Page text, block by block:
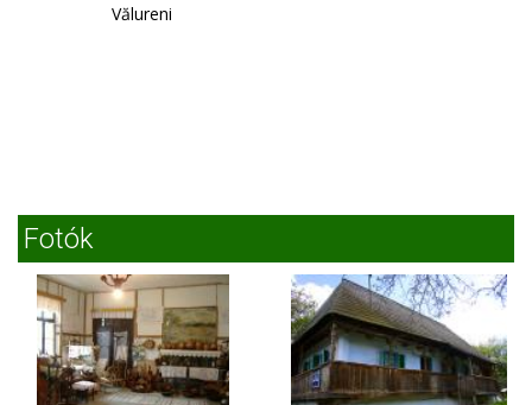
Vălureni
Fotók